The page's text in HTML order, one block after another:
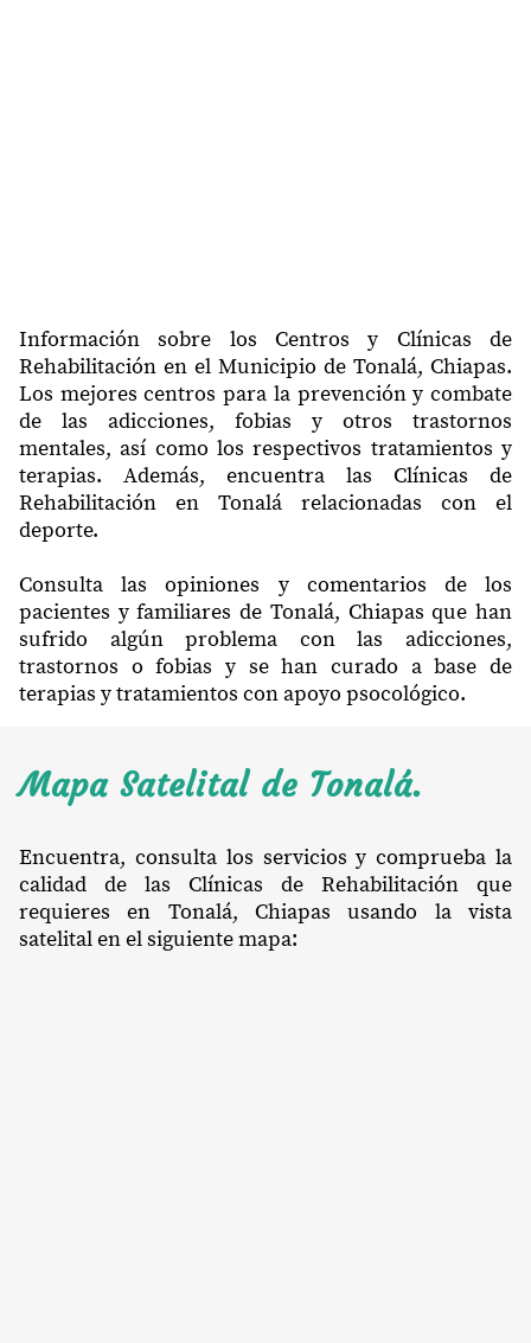
Información sobre los Centros y Clínicas de
Rehabilitación en el Municipio de Tonalá, Chiapas.
Los mejores centros para la prevención y combate
de las adicciones, fobias y otros trastornos
mentales, así como los respectivos tratamientos y
terapias. Además, encuentra las Clínicas de
Rehabilitación en Tonalá relacionadas con el
deporte.
Consulta las opiniones y comentarios de los
pacientes y familiares de Tonalá, Chiapas que han
sufrido algún problema con las adicciones,
trastornos o fobias y se han curado a base de
terapias y tratamientos con apoyo psocológico.
Mapa Satelital de Tonalá.
Encuentra, consulta los servicios y comprueba la
calidad de las Clínicas de Rehabilitación que
requieres en Tonalá, Chiapas usando la vista
satelital en el siguiente mapa: